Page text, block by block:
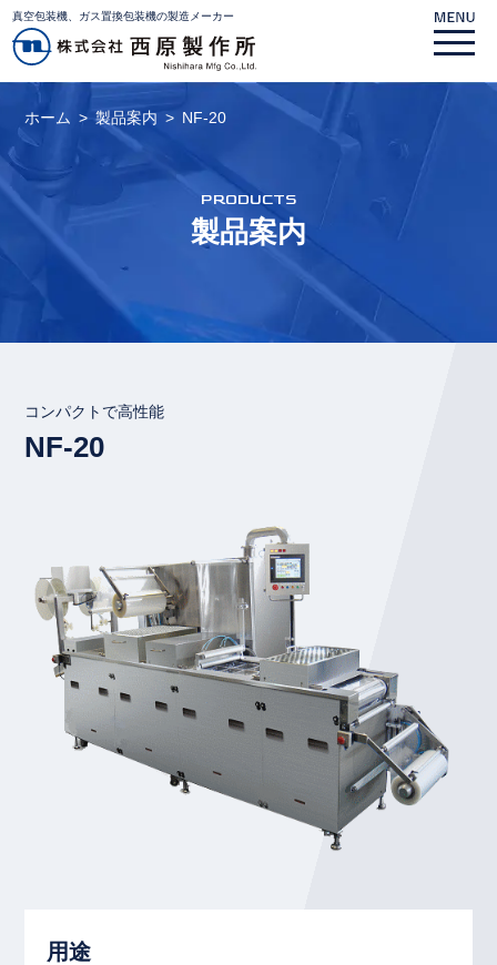
真空包装機、ガス置換包装機の製造メーカー
ホーム 製品案内 NF-20
PRODUCTS
製品案内
コンパクトで高性能
NF-20
用途